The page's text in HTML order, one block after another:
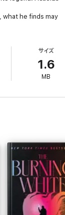
what he finds may
サイズ
1.6
MB